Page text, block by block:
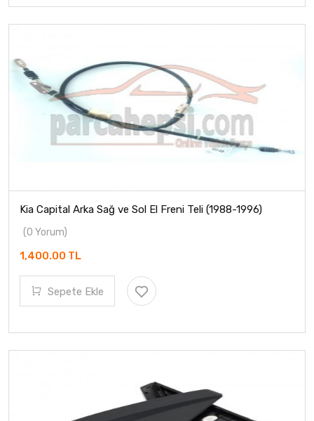
Kia Capital Arka Sağ ve Sol El Freni Teli (1988-1996)
(0 Yorum)
1,400.00 TL
Sepete Ekle